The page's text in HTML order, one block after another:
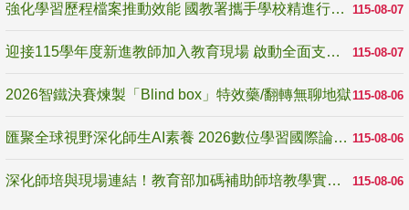
115-08-07
強化學習歷程檔案推動效能 國教署攜手學校精進行政與教學支持
115-08-07
迎接115學年度新進教師加入教育現場 啟動全面支持陪伴
115-08-06
2026智鐵決賽煉製「Blind box」特效藥/翻轉無聊地獄
115-08-06
匯聚全球視野深化師生AI素養 2026數位學習國際論壇高雄登場
115-08-06
深化師培與現場連結！教育部加碼補助師培教學實踐研究 10月師培國際研討會交流教學實踐經驗